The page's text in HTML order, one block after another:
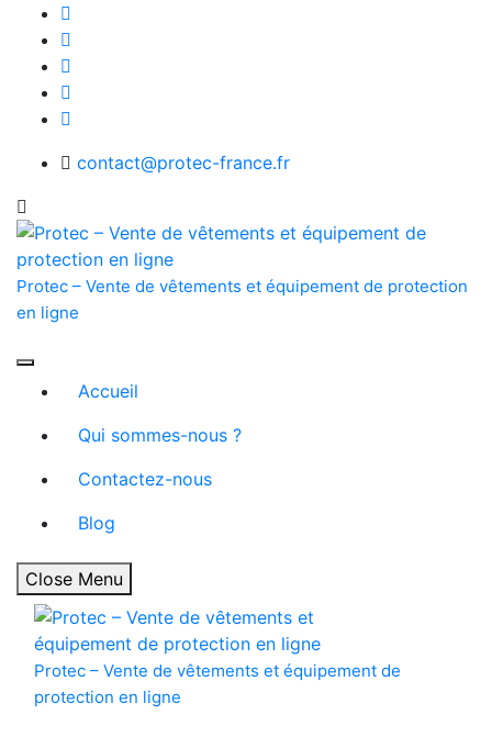
content
contact@protec-france.fr
Protec – Vente de vêtements et équipement de protection
en ligne
Accueil
Qui sommes-nous ?
Contactez-nous
Blog
Close Menu
Protec – Vente de vêtements et équipement de
protection en ligne